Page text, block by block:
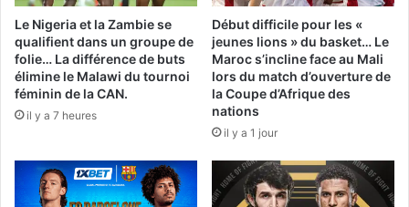
2026
Le Nigeria et la Zambie se
qualifient dans un groupe de
folie… La différence de buts
élimine le Malawi du tournoi
féminin de la CAN.
il y a 7 heures
Début difficile pour les «
jeunes lions » du basket… Le
Maroc s’incline face au Mali
lors du match d’ouverture de
la Coupe d’Afrique des
nations
il y a 1 jour